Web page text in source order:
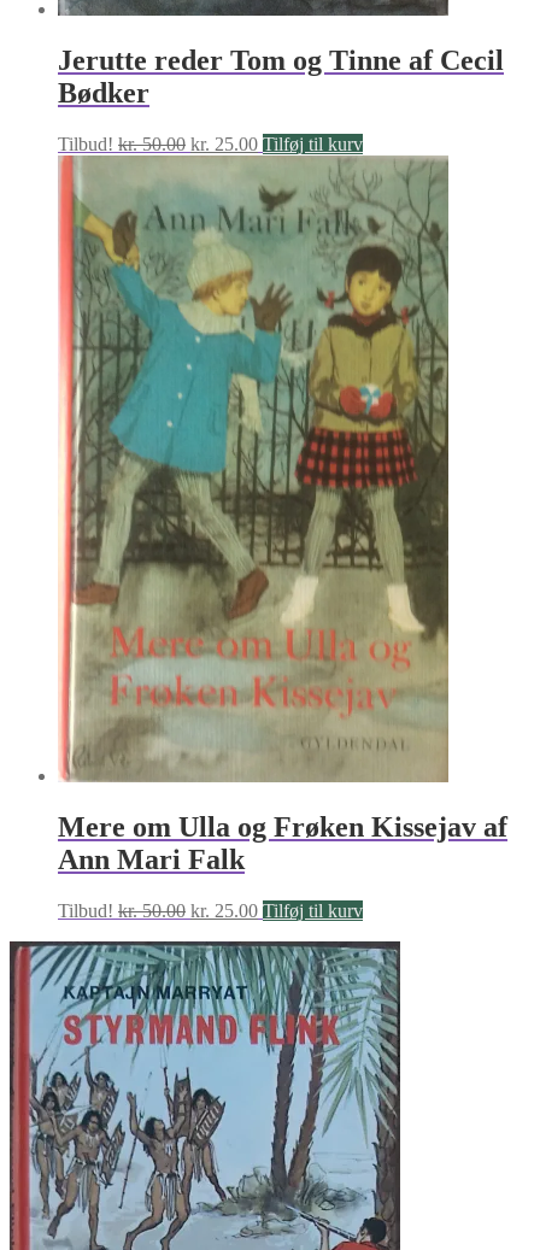
Jerutte reder Tom og Tinne af Cecil
Bødker
Tilbud! kr.50.00 Den
pris
kr. 50.00.
kr. 25.00Den
pris
er:
kr. 25.00.
Tilføj til kurv
Mere om Ulla og Frøken Kissejav af
Ann Mari Falk
Tilbud! kr.50.00 Den
pris
var:
kr. 50.00.
kr. 25.00Den
pris
er:
kr. 25.00.
Tilføj til kurv